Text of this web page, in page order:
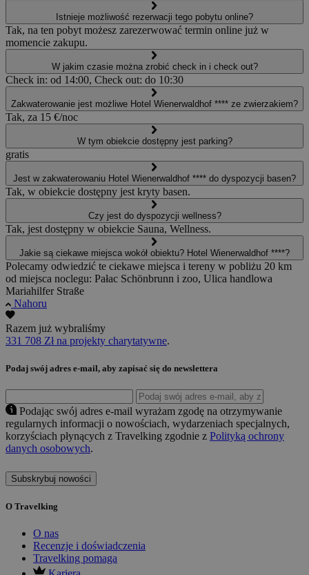
Istnieje możliwość rezerwacji tego pobytu online?
Tak, na ten pobyt możesz zarezerwować termin online już w
momencie zakupu.
W jakim czasie można zrobić check in i check out?
Check in: od 14:00, Check out: do 10:30
Zakwaterowanie jest możliwe Hotel Wienerwaldhof **** ze zwierzakiem?
Tak, za 15 €/noc
W tym obiekcie dostępny jest parking?
gratis
Jest w zakwaterowaniu Hotel Wienerwaldhof **** do dyspozycji basen?
Tak, w obiekcie dostępny jest kryty basen.
Czy jest do dyspozycji wellness?
Tak, jest dostępny w obiekcie Sauna, Wellness.
Jakie są ciekawe miejsca wokół obiektu? Hotel Wienerwaldhof ****?
Polecamy odwiedzić te ciekawe miejsca i tereny w pobliżu 20 km
od miejsca noclegu: Pałac Schönbrunn i zoo, Ulica handlowa
Mariahilfer Straße
Nahoru
Razem już wybraliśmy
331 708 Zł na projekty charytatywne.
Podaj swój adres e-mail, aby zapisać się do newslettera
Podając swój adres e-mail wyrażam zgodę na otrzymywanie
regularnych informacji o nowościach, wydarzeniach specjalnych,
korzyściach płynących z Travelking zgodnie z Polityką ochrony
danych osobowych.
Subskrybuj nowości
O Travelking
O nas
Recenzje i doświadczenia
Travelking pomaga